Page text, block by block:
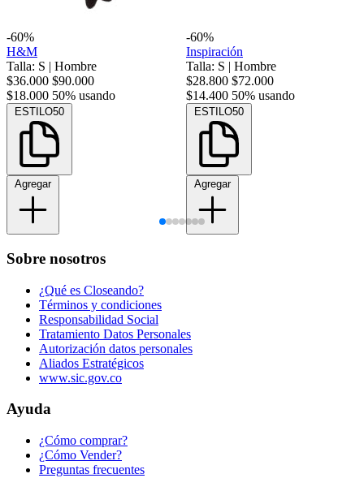
-60%
H&M
Talla: S | Hombre
$36.000 $90.000
$18.000 50% usando
ESTILO50
Agregar
-60%
Inspiración
Talla: S | Hombre
$28.800 $72.000
$14.400 50% usando
ESTILO50
Agregar
Sobre nosotros
¿Qué es Closeando?
Términos y condiciones
Responsabilidad Social
Tratamiento Datos Personales
Autorización datos personales
Aliados Estratégicos
www.sic.gov.co
Ayuda
¿Cómo comprar?
¿Cómo Vender?
Preguntas frecuentes